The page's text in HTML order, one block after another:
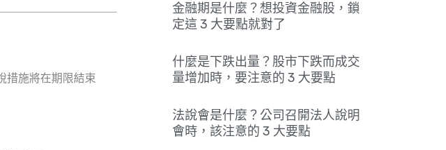
措施將在期限結束
金融期是什麼？想投資金融股，鎖
定這 3 大要點就對了
什麼是下跌出量？股市下跌而成交
量增加時，要注意的 3 大要點
法說會是什麼？公司召開法人說明
會時，該注意的 3 大要點